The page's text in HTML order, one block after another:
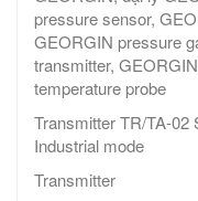
pressure sensor,
GEORGIN pressure
transmitter,
temperature probe
Transmitter TR/TA-02
Industrial mode
Transmitter